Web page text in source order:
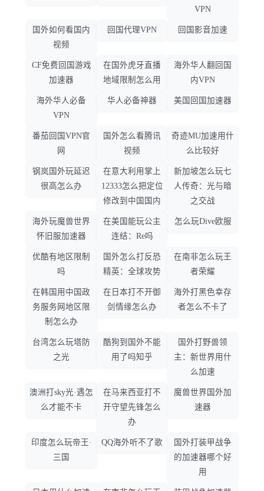
VPN
国外如何看国内
视频
回国代理VPN 回国影音加速
CF免费回国游戏
加速器
在国外虎牙直播
地域限制怎么用
海外华人翻回国
内VPN
海外华人必备
VPN
华人必备神器 美国回国加速器
番茄回国VPN官
网
国外怎么看腾讯
视频
奇迹MU加速用什
么比较好
钢岚国外玩延迟
很高怎么办
在意大利用掌上
12333怎么把定位
修改到中国国内
新加坡怎么玩七
人传奇：光与暗
之交战
海外玩魔兽世界
怀旧服加速器
在美国能玩公主
连结：Re吗
怎么玩Dive欧服
优酷有地区限制
吗
国外怎么打反恐
精英：全球攻势
在南非怎么玩王
者荣耀
在韩国用中国政
务服务网地区限
制怎么办
在日本打不开御
剑情缘怎么办
海外打黑色幸存
者怎么不卡了
台湾怎么玩塔防
之光
酷狗到国外不能
用了吗知乎
国外打野兽领
主：新世界用什
么加速
澳洲打sky光·遇怎
么才能不卡
在马来西亚打不
开守望先锋怎么
办
魔兽世界国外加
速器
印度怎么玩帝王·
三国
QQ海外听不了歌
国外打装甲战争
的加速器哪个好
用